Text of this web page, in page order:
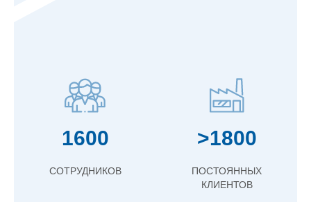
1600
СОТРУДНИКОВ
>1800
ПОСТОЯННЫХ
КЛИЕНТОВ